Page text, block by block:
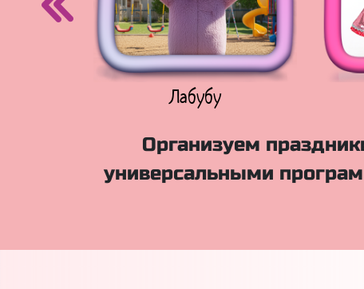
Лабубу
Организуем
универсальными